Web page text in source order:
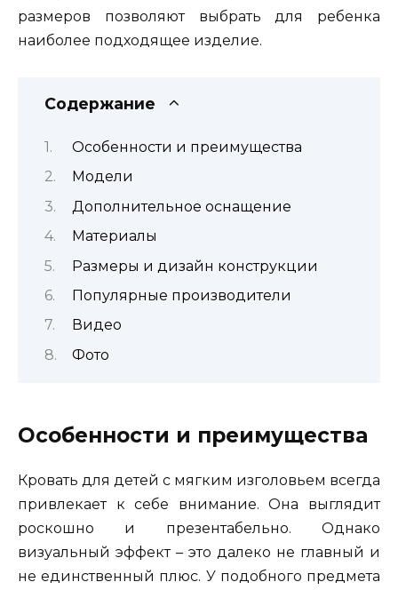
размеров позволяют выбрать для ребенка
наиболее подходящее изделие.
Содержание
Особенности и преимущества
Модели
Дополнительное оснащение
Материалы
Размеры и дизайн конструкции
Популярные производители
Видео
Фото
Особенности и преимущества
Кровать для детей с мягким изголовьем всегда
привлекает к себе внимание. Она выглядит
роскошно и презентабельно. Однако
визуальный эффект – это далеко не главный и
не единственный плюс. У подобного предмета